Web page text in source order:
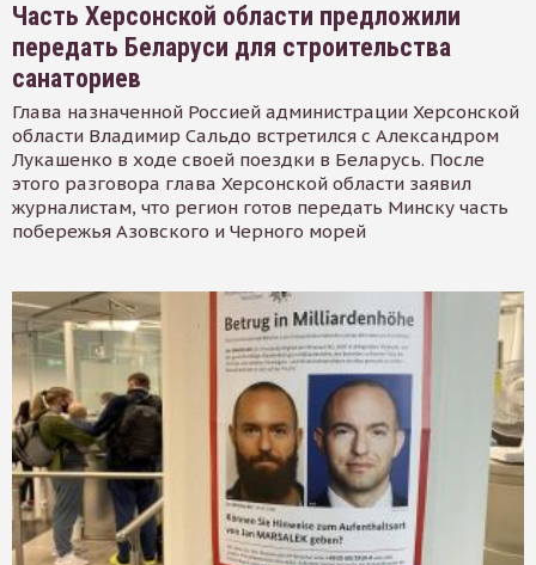
Часть Херсонской области предложили
передать Беларуси для строительства
санаториев
Глава назначенной Россией администрации Херсонской
области Владимир Сальдо встретился с Александром
Лукашенко в ходе своей поездки в Беларусь. После
этого разговора глава Херсонской области заявил
журналистам, что регион готов передать Минску часть
побережья Азовского и Черного морей